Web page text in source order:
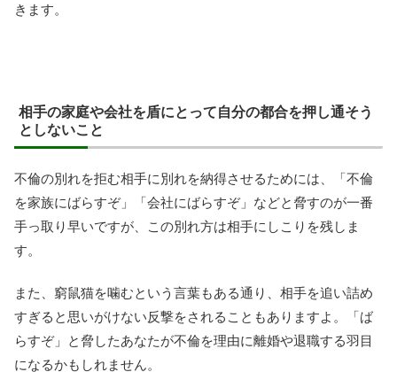
きます。
相手の家庭や会社を盾にとって自分の都合を押し通そう
としないこと
不倫の別れを拒む相手に別れを納得させるためには、「不倫
を家族にばらすぞ」「会社にばらすぞ」などと脅すのが一番
手っ取り早いですが、この別れ方は相手にしこりを残しま
す。
また、窮鼠猫を噛むという言葉もある通り、相手を追い詰め
すぎると思いがけない反撃をされることもありますよ。「ば
らすぞ」と脅したあなたが不倫を理由に離婚や退職する羽目
になるかもしれません。